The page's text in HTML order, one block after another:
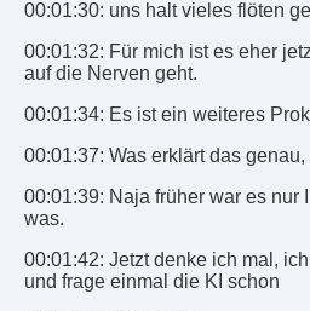
00:01:30: uns halt vieles flöten
00:01:32: Für mich ist es eher
auf die Nerven geht.
00:01:34: Es ist ein weiteres
00:01:37: Was erklärt das genau,
00:01:39: Naja früher war es nur
was.
00:01:42: Jetzt denke ich mal,
und frage einmal die KI schon